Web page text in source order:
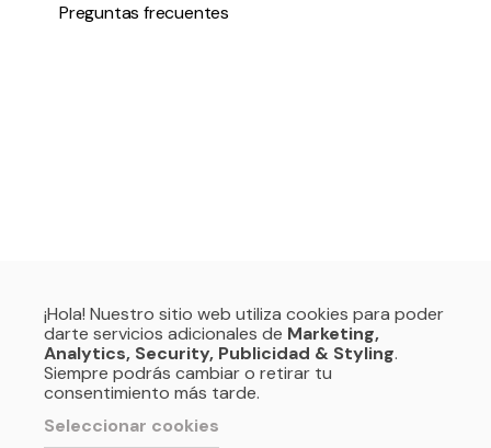
Preguntas frecuentes
¡Hola! Nuestro sitio web utiliza cookies para poder
darte servicios adicionales de Marketing,
Analytics, Security, Publicidad & Styling.
Siempre podrás cambiar o retirar tu
consentimiento más tarde.
Seleccionar cookies